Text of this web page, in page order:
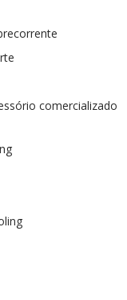
comercializado